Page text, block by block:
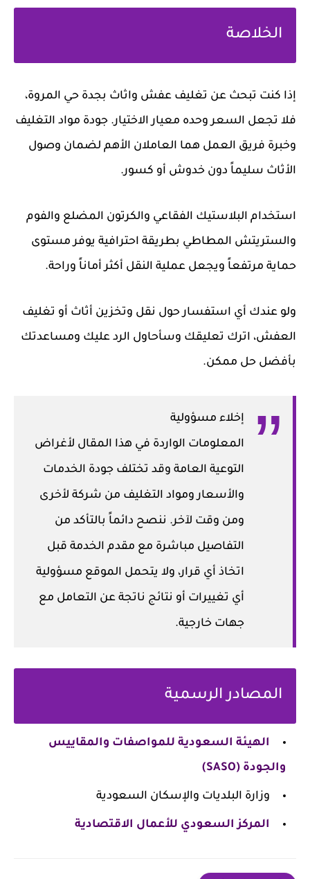
الخلاصة
إذا كنت تبحث عن تغليف عفش واثاث بجدة حي المروة،
فلا تجعل السعر وحده معيار الاختيار. جودة مواد التغليف
وخبرة فريق العمل هما العاملان الأهم لضمان وصول
الأثاث سليماً دون خدوش أو كسور.
استخدام البلاستيك الفقاعي والكرتون المضلع والفوم
والستريتش المطاطي بطريقة احترافية يوفر مستوى
حماية مرتفعاً ويجعل عملية النقل أكثر أماناً وراحة.
ولو عندك أي استفسار حول نقل وتخزين أثاث أو تغليف
العفش، اترك تعليقك وسأحاول الرد عليك ومساعدتك
بأفضل حل ممكن.
إخلاء مسؤولية
المعلومات الواردة في هذا المقال لأغراض
التوعية العامة وقد تختلف جودة الخدمات
والأسعار ومواد التغليف من شركة لأخرى
ومن وقت لآخر. ننصح دائماً بالتأكد من
التفاصيل مباشرة مع مقدم الخدمة قبل
اتخاذ أي قرار، ولا يتحمل الموقع مسؤولية
أي تغييرات أو نتائج ناتجة عن التعامل مع
جهات خارجية.
المصادر الرسمية
الهيئة السعودية للمواصفات والمقاييس
والجودة (SASO)
وزارة البلديات والإسكان السعودية
المركز السعودي للأعمال الاقتصادية